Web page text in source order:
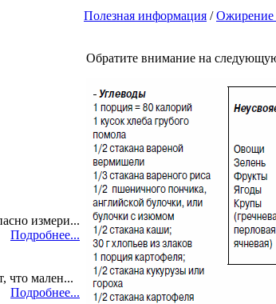
измери...
Подробнее...
что мален...
Подробнее...
Полезная информация /Ожирение
Обратите внимание на